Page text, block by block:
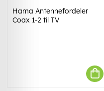
Hama Antennefordeler
Coax 1-2 til TV